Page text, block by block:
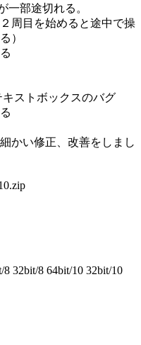
一部途切れる。
周目を始めると途中で操
）
キストボックスのバグ
かい修正、改善をしまし
32bit/8 64bit/10 32bit/10